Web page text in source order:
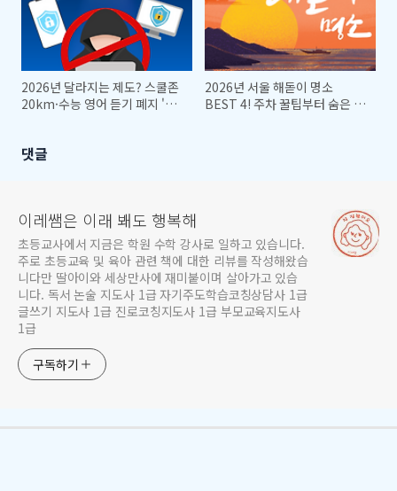
2026년 달라지는 제도? 스쿨존
20km·수능 영어 듣기 폐지 '팩
2026년 서울 해돋이 명소
BEST 4! 주차 꿀팁부터 숨은 명
댓글
이레쌤은 이래 봬도 행복해
초등교사에서 지금은 학원 수학 강사로 일하고 있습니다.
주로 초등교육 및 육아 관련 책에 대한 리뷰를 작성해왔습
니다만 딸아이와 세상만사에 재미붙이며 살아가고 있습
니다. 독서 논술 지도사 1급 자기주도학습코칭상담사 1급
글쓰기 지도사 1급 진로코칭지도사 1급 부모교육지도사
1급
구독하기